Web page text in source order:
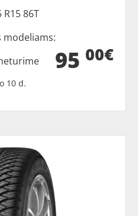
R15 86T
modeliams:
95 00€
10 d.